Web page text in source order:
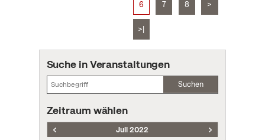
6 7 8 >
>|
Suche in Veranstaltungen
Suchen
Zeitraum wählen
Juli 2022